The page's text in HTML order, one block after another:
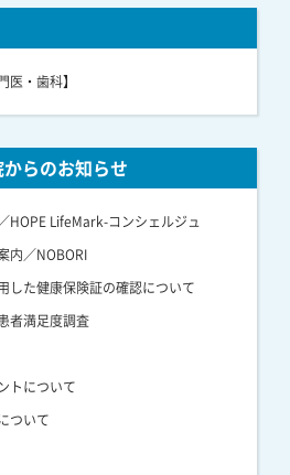
・歯科】
らのお知らせ
HOPE LifeMark-コンシェルジュ
内／NOBORI
した健康保険証の確認について
者満足度調査
トについて
ついて